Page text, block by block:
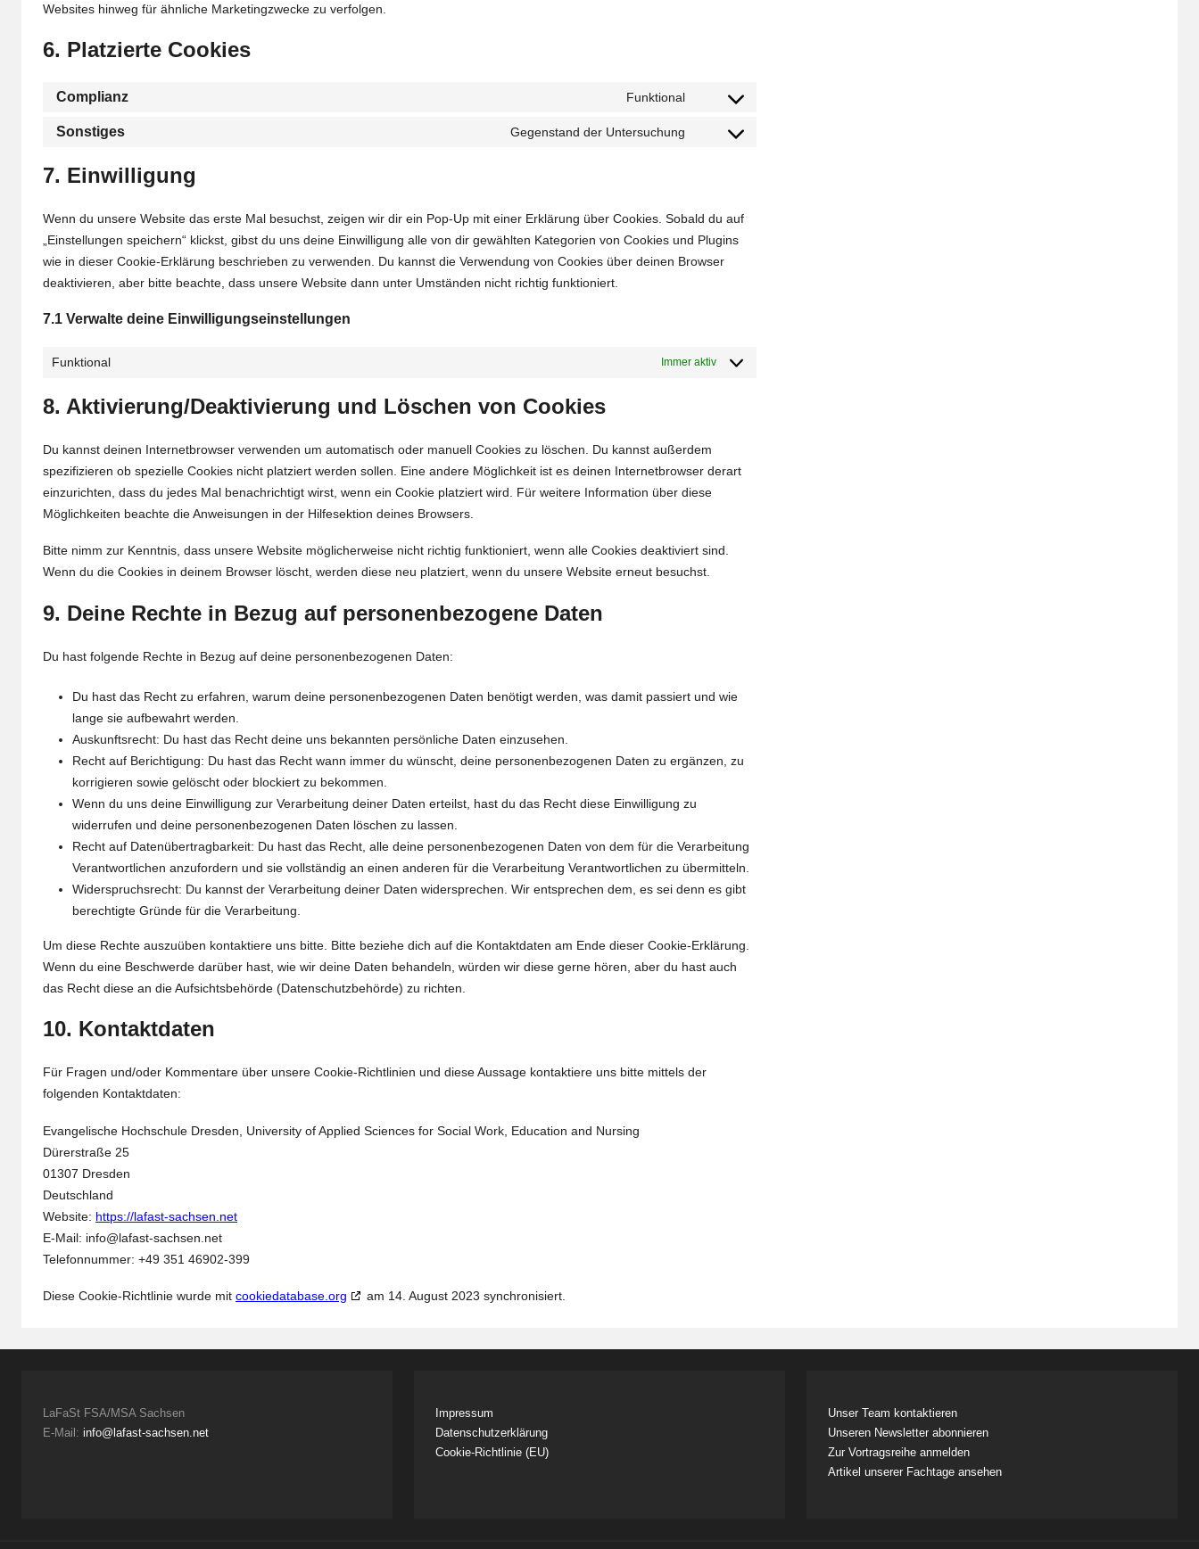
Websites hinweg für ähnliche Marketingzwecke zu verfolgen.
6. Platzierte Cookies
Complianz Funktional
Consent
Sonstiges Gegenstand der Untersuchung
Consent
7. Einwilligung
Wenn du unsere Website das erste Mal besuchst, zeigen wir dir ein Pop-Up mit einer Erklärung über Cookies. Sobald du auf
„Einstellungen speichern“ klickst, gibst du uns deine Einwilligung alle von dir gewählten Kategorien von Cookies und Plugins
wie in dieser Cookie-Erklärung beschrieben zu verwenden. Du kannst die Verwendung von Cookies über deinen Browser
deaktivieren, aber bitte beachte, dass unsere Website dann unter Umständen nicht richtig funktioniert.
7.1 Verwalte deine Einwilligungseinstellungen
Funktional Immer aktiv
8. Aktivierung/Deaktivierung und Löschen von Cookies
Du kannst deinen Internetbrowser verwenden um automatisch oder manuell Cookies zu löschen. Du kannst außerdem
spezifizieren ob spezielle Cookies nicht platziert werden sollen. Eine andere Möglichkeit ist es deinen Internetbrowser derart
einzurichten, dass du jedes Mal benachrichtigt wirst, wenn ein Cookie platziert wird. Für weitere Information über diese
Möglichkeiten beachte die Anweisungen in der Hilfesektion deines Browsers.
Bitte nimm zur Kenntnis, dass unsere Website möglicherweise nicht richtig funktioniert, wenn alle Cookies deaktiviert sind.
Wenn du die Cookies in deinem Browser löscht, werden diese neu platziert, wenn du unsere Website erneut besuchst.
9. Deine Rechte in Bezug auf personenbezogene Daten
Du hast folgende Rechte in Bezug auf deine personenbezogenen Daten:
Du hast das Recht zu erfahren, warum deine personenbezogenen Daten benötigt werden, was damit passiert und wie
lange sie aufbewahrt werden.
Auskunftsrecht: Du hast das Recht deine uns bekannten persönliche Daten einzusehen.
Recht auf Berichtigung: Du hast das Recht wann immer du wünscht, deine personenbezogenen Daten zu ergänzen, zu
korrigieren sowie gelöscht oder blockiert zu bekommen.
Wenn du uns deine Einwilligung zur Verarbeitung deiner Daten erteilst, hast du das Recht diese Einwilligung zu
widerrufen und deine personenbezogenen Daten löschen zu lassen.
Recht auf Datenübertragbarkeit: Du hast das Recht, alle deine personenbezogenen Daten von dem für die Verarbeitung
Verantwortlichen anzufordern und sie vollständig an einen anderen für die Verarbeitung Verantwortlichen zu übermitteln.
Widerspruchsrecht: Du kannst der Verarbeitung deiner Daten widersprechen. Wir entsprechen dem, es sei denn es gibt
berechtigte Gründe für die Verarbeitung.
Um diese Rechte auszuüben kontaktiere uns bitte. Bitte beziehe dich auf die Kontaktdaten am Ende dieser Cookie-Erklärung.
Wenn du eine Beschwerde darüber hast, wie wir deine Daten behandeln, würden wir diese gerne hören, aber du hast auch
das Recht diese an die Aufsichtsbehörde (Datenschutzbehörde) zu richten.
10. Kontaktdaten
Für Fragen und/oder Kommentare über unsere Cookie-Richtlinien und diese Aussage kontaktiere uns bitte mittels der
folgenden Kontaktdaten:
Evangelische Hochschule Dresden, University of Applied Sciences for Social Work, Education and Nursing
Dürerstraße 25
01307 Dresden
Deutschland
Website: https://lafast-sachsen.net
E-Mail: info@lafast-sachsen.net
Telefonnummer: +49 351 46902-399
Diese Cookie-Richtlinie wurde mit cookiedatabase.org am 14. August 2023 synchronisiert.
LaFaSt FSA/MSA Sachsen
E-Mail: info@lafast-sachsen.net
Impressum
Datenschutzerklärung
Cookie-Richtlinie (EU)
Unser Team kontaktieren
Unseren Newsletter abonnieren
Zur Vortragsreihe anmelden
Artikel unserer Fachtage ansehen